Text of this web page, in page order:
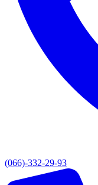
(066)-332-29-93